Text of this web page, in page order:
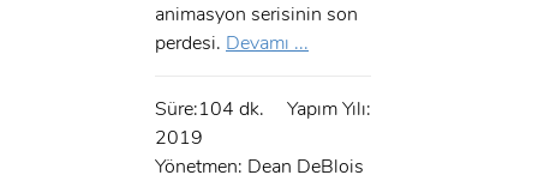
animasyon serisinin son
perdesi. Devamı ...
Süre:104 dk.
Yapım Yılı:
2019
Yönetmen: Dean DeBlois